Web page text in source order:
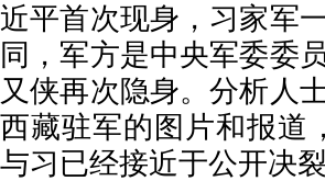
近平首次现身，习家军
同，军方是中央军委委
又侠再次隐身。分析人
西藏驻军的图片和报道
与习已经接近于公开决裂